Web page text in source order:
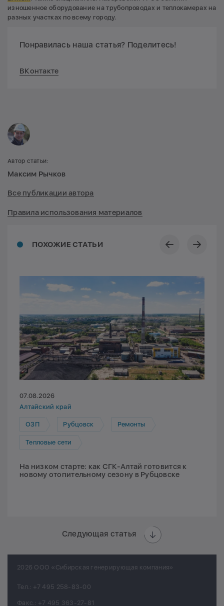
изношенное оборудование на трубопроводах и теплокамерах на
разных участках по всему городу.
Понравилась наша статья? Поделитесь!
ВКонтакте
ПОХОЖИЕ СТАТЬИ
07.08.2026
Алтайский край
ОЗП Рубцовск Ремонты
Тепловые сети
На низком старте: как СГК-Алтай готовится к
новому отопительному сезону в Рубцовске
Следующая статья
Автор статьи:
Максим Рычков
Все публикации автора
Правила использования материалов
2026 ООО «Сибирская генерирующая компания»
Тел.: +7 495 258-83-00
Факс.: +7 495 363-27-81